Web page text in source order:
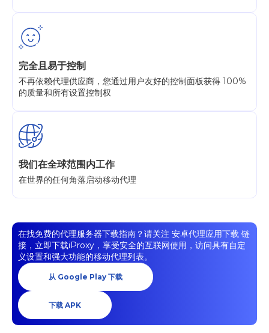
完全且易于控制
不再依赖代理供应商，您通过用户友好的控制面板获得 100%
的质量和所有设置控制权
我们在全球范围内工作
在世界的任何角落启动移动代理
在找免费的代理服务器下载指南？请关注 安卓代理应用下载 链
接，立即下载iProxy，享受安全的互联网使用，访问具有自定
义设置和强大功能的移动代理列表。
从 Google Play 下载
下载 APK